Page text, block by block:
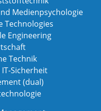
Medienpsychologie
Technologies
Engineering
Technik
Sicherheit
(dual)